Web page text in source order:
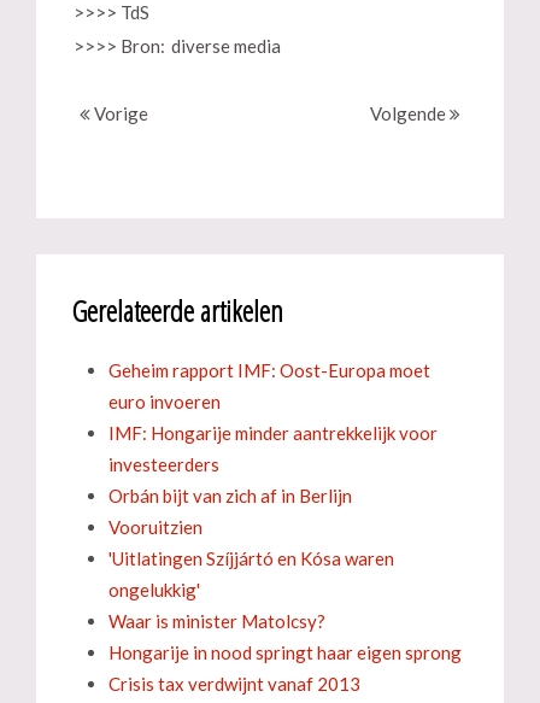
>>>> TdS
>>>> Bron: diverse media
Vorige Volgende
Gerelateerde artikelen
Geheim rapport IMF: Oost-Europa moet
euro invoeren
IMF: Hongarije minder aantrekkelijk voor
investeerders
Orbán bijt van zich af in Berlijn
Vooruitzien
'Uitlatingen Szíjjártó en Kósa waren
ongelukkig'
Waar is minister Matolcsy?
Hongarije in nood springt haar eigen sprong
Crisis tax verdwijnt vanaf 2013